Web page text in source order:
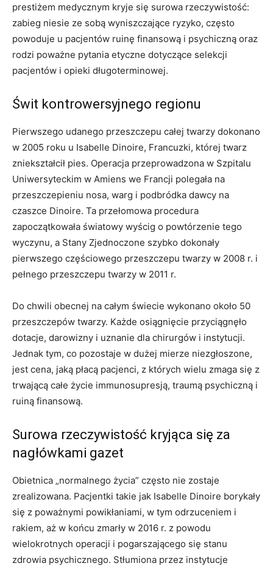
prestiżem medycznym kryje się surowa rzeczywistość:
zabieg niesie ze sobą wyniszczające ryzyko, często
powoduje u pacjentów ruinę finansową i psychiczną oraz
rodzi poważne pytania etyczne dotyczące selekcji
pacjentów i opieki długoterminowej.
Świt kontrowersyjnego regionu
Pierwszego udanego przeszczepu całej twarzy dokonano
w 2005 roku u Isabelle Dinoire, Francuzki, której twarz
zniekształcił pies. Operacja przeprowadzona w Szpitalu
Uniwersyteckim w Amiens we Francji polegała na
przeszczepieniu nosa, warg i podbródka dawcy na
czaszce Dinoire. Ta przełomowa procedura
zapoczątkowała światowy wyścig o powtórzenie tego
wyczynu, a Stany Zjednoczone szybko dokonały
pierwszego częściowego przeszczepu twarzy w 2008 r. i
pełnego przeszczepu twarzy w 2011 r.
Do chwili obecnej na całym świecie wykonano około 50
przeszczepów twarzy. Każde osiągnięcie przyciągnęło
dotacje, darowizny i uznanie dla chirurgów i instytucji.
Jednak tym, co pozostaje w dużej mierze niezgłoszone,
jest cena, jaką płacą pacjenci, z których wielu zmaga się z
trwającą całe życie immunosupresją, traumą psychiczną i
ruiną finansową.
Surowa rzeczywistość kryjąca się za
nagłówkami gazet
Obietnica „normalnego życia” często nie zostaje
zrealizowana. Pacjentki takie jak Isabelle Dinoire borykały
się z poważnymi powikłaniami, w tym odrzuceniem i
rakiem, aż w końcu zmarły w 2016 r. z powodu
wielokrotnych operacji i pogarszającego się stanu
zdrowia psychicznego. Stłumiona przez instytucje